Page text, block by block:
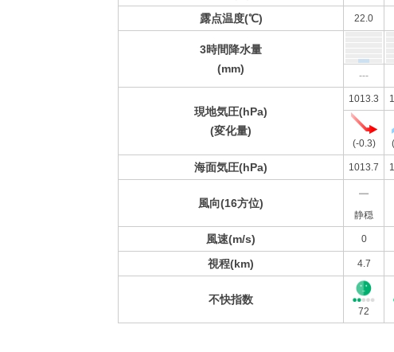
露点温度(℃) 22.0
3時間降水量
(mm)
---
現地気圧(hPa)
(変化量)
1013.3
(-0.3)
海面気圧(hPa) 1013.7
風向(16方位)
静穏
風速(m/s) 0
視程(km) 4.7
不快指数
72